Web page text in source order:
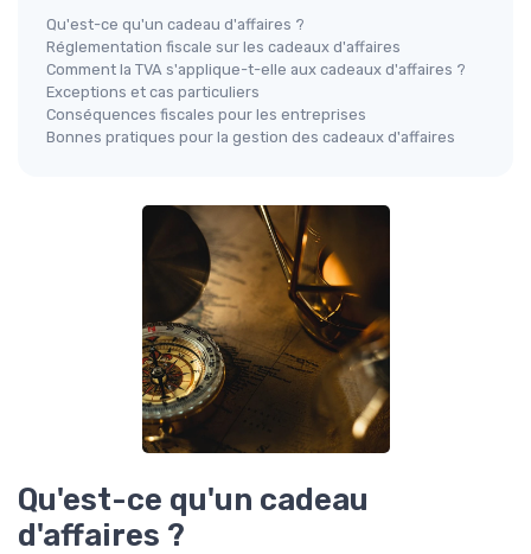
Qu'est-ce qu'un cadeau d'affaires ?
Réglementation fiscale sur les cadeaux d'affaires
Comment la TVA s'applique-t-elle aux cadeaux d'affaires ?
Exceptions et cas particuliers
Conséquences fiscales pour les entreprises
Bonnes pratiques pour la gestion des cadeaux d'affaires
Qu'est-ce qu'un cadeau
d'affaires ?